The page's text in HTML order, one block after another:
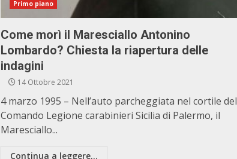
Primo piano
Come morì il Maresciallo Antonino
Lombardo? Chiesta la riapertura delle
indagini
14 Ottobre 2021
4 marzo 1995 – Nell’auto parcheggiata nel cortile del
Comando Legione carabinieri Sicilia di Palermo, il
Maresciallo...
Continua a leggere...